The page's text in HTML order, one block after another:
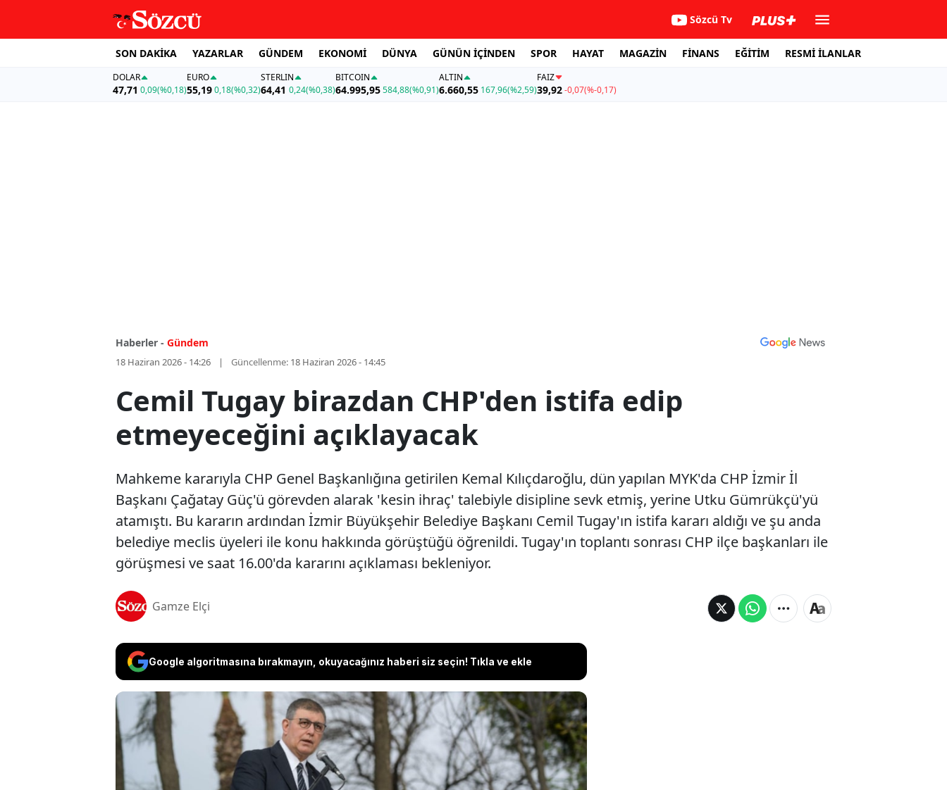
Sözcü Tv
SON DAKİKA YAZARLAR GÜNDEM EKONOMİ DÜNYA GÜNÜN İÇİNDEN SPOR HAYAT MAGAZİN FİNANS EĞİTİM RESMİ İLANLAR
DOLAR
47,71 0,09(%0,18)
EURO
55,19 0,18(%0,32)
STERLIN
64,41 0,24(%0,38)
BITCOIN
64.995,95584,88(%0,91)
ALTIN
6.660,55 167,96(%2,59)
FAİZ
39,92-0,07(%-0,17)
Haberler - Gündem
18 Haziran 2026 - 14:26 Güncellenme: 18 Haziran 2026 - 14:45
Cemil Tugay birazdan CHP'den istifa edip
etmeyeceğini açıklayacak
Mahkeme kararıyla CHP Genel Başkanlığına getirilen Kemal Kılıçdaroğlu, dün yapılan MYK'da CHP İzmir İl
Başkanı Çağatay Güç'ü görevden alarak 'kesin ihraç' talebiyle disipline sevk etmiş, yerine Utku Gümrükçü'yü
atamıştı. Bu kararın ardından İzmir Büyükşehir Belediye Başkanı Cemil Tugay'ın istifa kararı aldığı ve şu anda
belediye meclis üyeleri ile konu hakkında görüştüğü öğrenildi. Tugay'ın toplantı sonrası CHP ilçe başkanları ile
görüşmesi ve saat 16.00'da kararını açıklaması bekleniyor.
Gamze Elçi
Google algoritmasına bırakmayın, okuyacağınız haberi siz seçin! Tıkla ve ekle
Mahkeme kararıyla CHP Genel Başkanlığına getirilen Kemal Kılıçdaroğlu,